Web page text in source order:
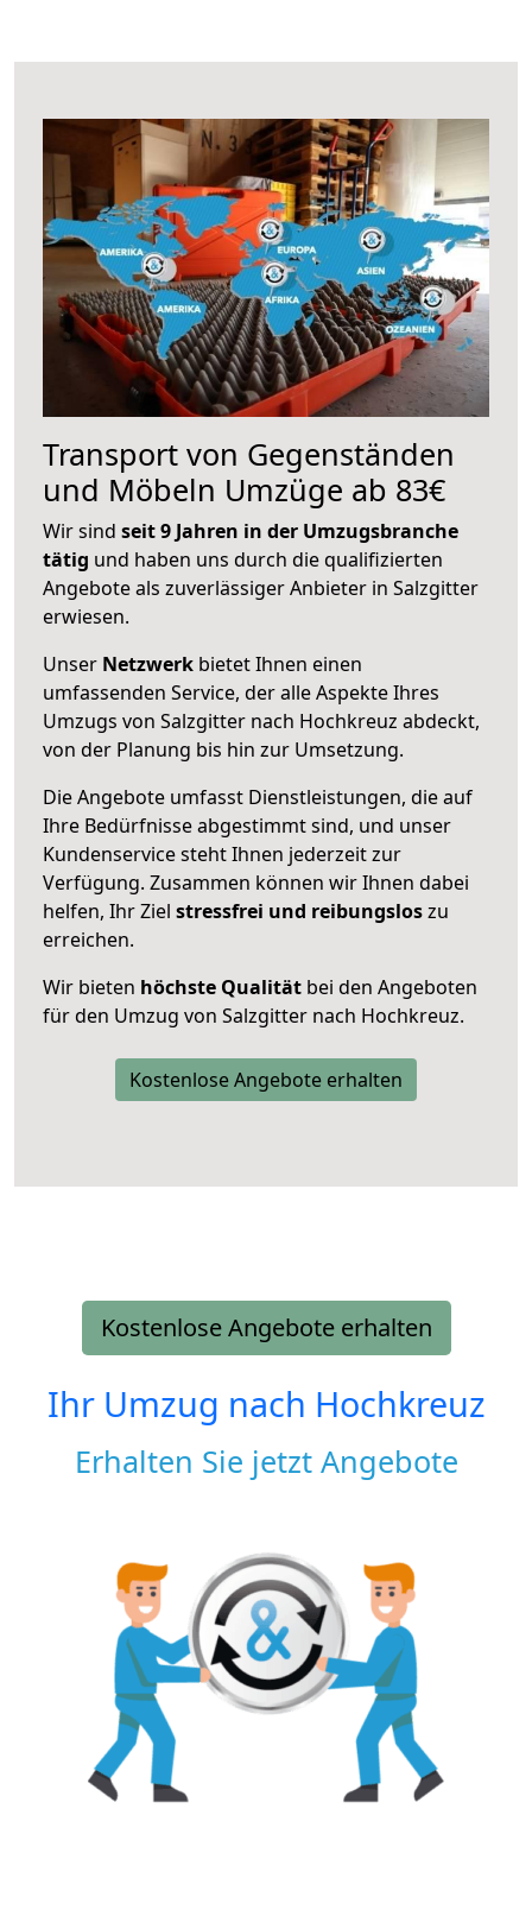
Transport von Gegenständen
und Möbeln Umzüge ab 83€
Wir sind seit 9 Jahren in der Umzugsbranche
tätig und haben uns durch die qualifizierten
Angebote als zuverlässiger Anbieter in Salzgitter
erwiesen.
Unser Netzwerk bietet Ihnen einen
umfassenden Service, der alle Aspekte Ihres
Umzugs von Salzgitter nach Hochkreuz abdeckt,
von der Planung bis hin zur Umsetzung.
Die Angebote umfasst Dienstleistungen, die auf
Ihre Bedürfnisse abgestimmt sind, und unser
Kundenservice steht Ihnen jederzeit zur
Verfügung. Zusammen können wir Ihnen dabei
helfen, Ihr Ziel stressfrei und reibungsloszu
erreichen.
Wir bieten höchste Qualität bei den Angeboten
für den Umzug von Salzgitter nach Hochkreuz.
Kostenlose Angebote erhalten
Kostenlose Angebote erhalten
Ihr Umzug nach Hochkreuz
Erhalten Sie jetzt Angebote